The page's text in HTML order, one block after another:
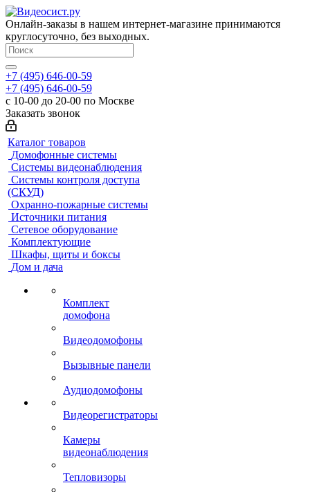
Онлайн-заказы в нашем интернет-магазине принимаются
круглосуточно, без выходных.
+7 (495) 646-00-59
+7 (495) 646-00-59
с 10-00 до 20-00 по Москве
Заказать звонок
Каталог товаров
Домофонные системы
Системы видеонаблюдения
Системы контроля доступа
(СКУД)
Охранно-пожарные системы
Источники питания
Сетевое оборудование
Комплектующие
Шкафы, щиты и боксы
Дом и дача
Комплект
домофона
Видеодомофоны
Вызывные панели
Аудиодомофоны
Видеорегистраторы
Камеры
видеонаблюдения
Тепловизоры